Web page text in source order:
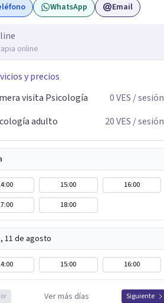
WhatsApp Email
online
y precios
visita Psicología
0VES / sesión
adulto
20VES / sesión
15:00
16:00
18:00
11 de agosto
15:00 16:00
Ver más días Siguiente